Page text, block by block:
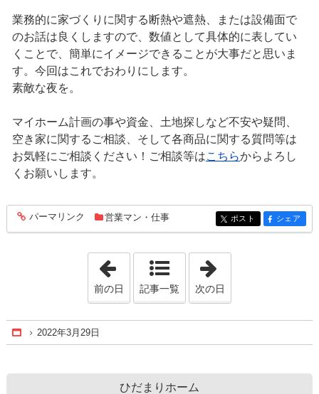
業務的に家づくりに関する断熱や遮熱、または設備面で
のお話は良くしますので、数値として具体的に表してい
くことで、簡単にイメージできることが大事だと思いま
す。今回はこれでおわりにします。
素敵な夜を。
マイホーム計画の事や資金、土地探しなど不安や疑問、
空き家に関するご相談、そして各商品に関する質問等は
お気軽にご相談ください！ご相談等はこちらからよろし
くお願いします。
entry1141
パーマリンク 営業マン・仕事 entry1141
ポスト entry1141
シェア
「2022年3月28日」
前の日 記事一覧 次の日
Home
2022年3月29日
ひだまりホーム